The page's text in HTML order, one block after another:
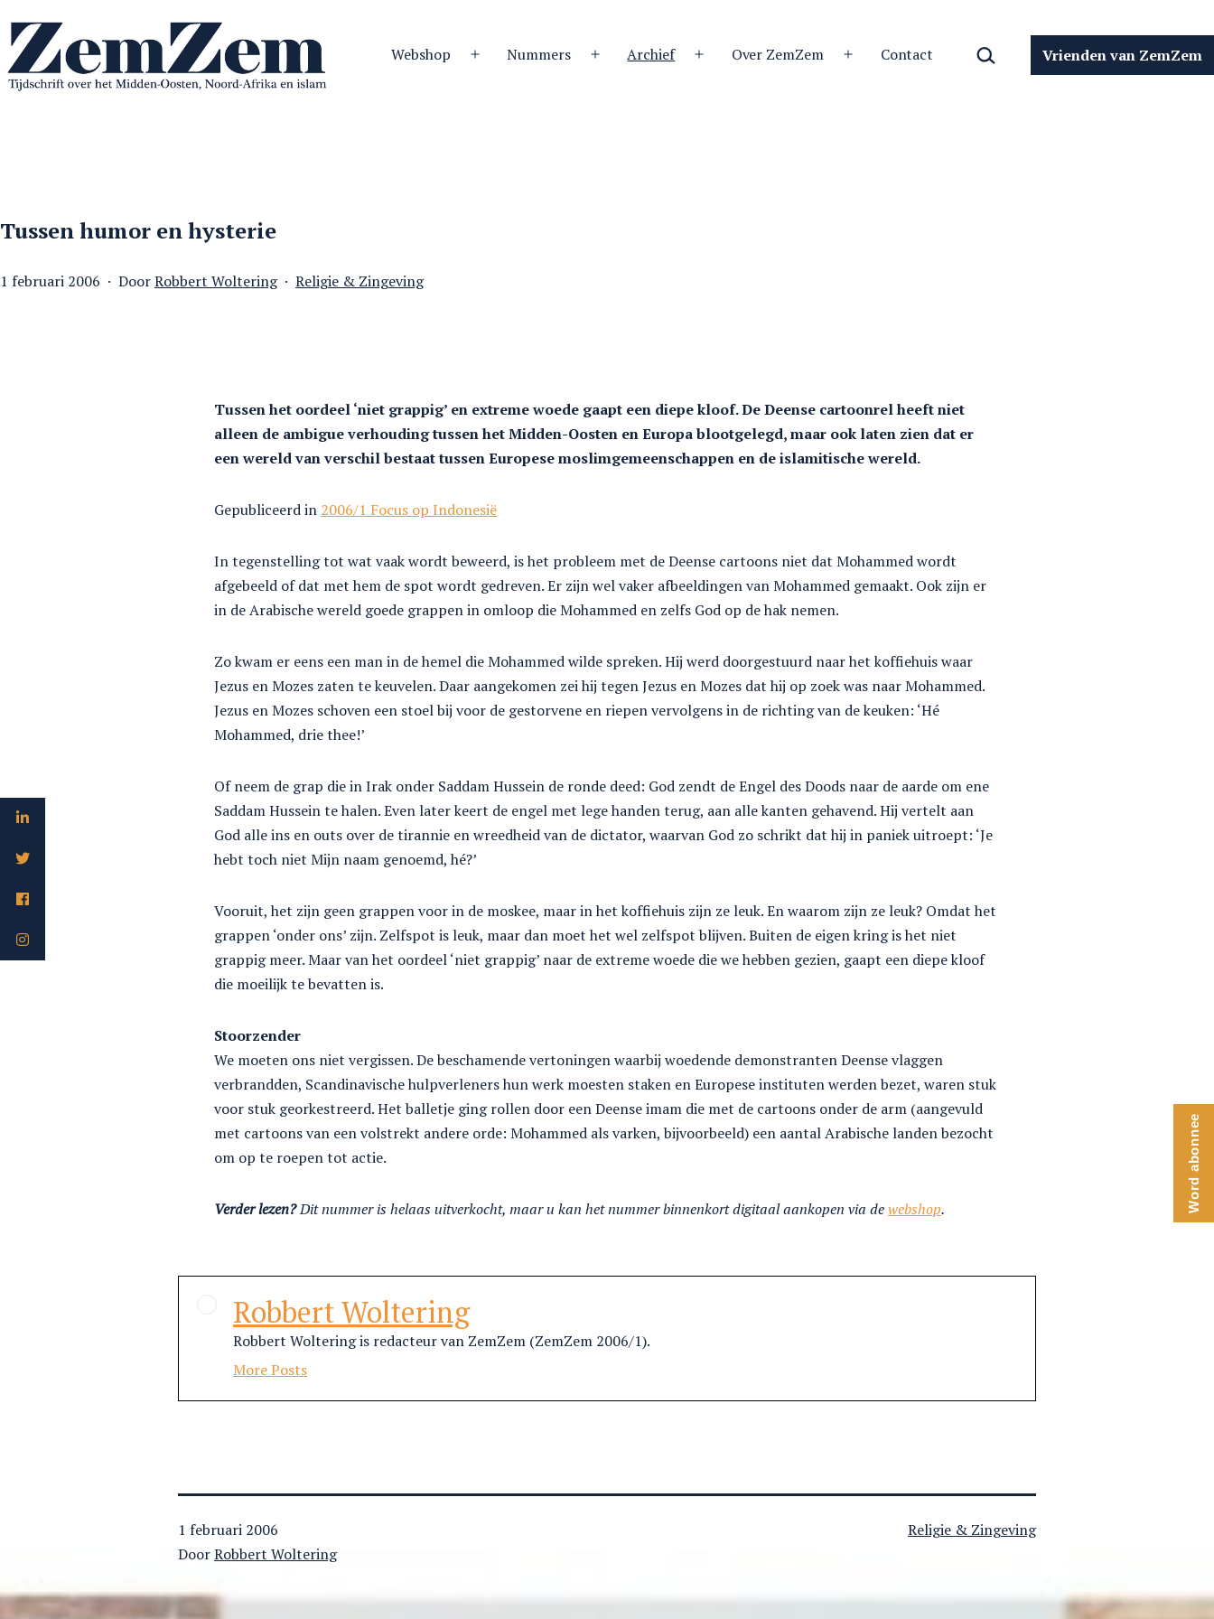
naar
de
inhoud
Webshop
Open
Nummers
Open
Archief
Open
Over ZemZem
Open
Contact Zoeken… Vrienden van ZemZem
Tussen humor en hysterie
Gepubliceerd
1 februari 2006 DoorRobbert Woltering
Gecategoriseerd
Religie & Zingeving
Tussen het oordeel ‘niet grappig’ en extreme woede gaapt een diepe kloof. De Deense cartoonrel heeft niet
alleen de ambigue verhouding tussen het Midden-Oosten en Europa blootgelegd, maar ook laten zien dat er
een wereld van verschil bestaat tussen Europese moslimgemeenschappen en de islamitische wereld.
Gepubliceerd in 2006/1 Focus op Indonesië
In tegenstelling tot wat vaak wordt beweerd, is het probleem met de Deense cartoons niet dat Mohammed wordt
afgebeeld of dat met hem de spot wordt gedreven. Er zijn wel vaker afbeeldingen van Mohammed gemaakt. Ook zijn er
in de Arabische wereld goede grappen in omloop die Mohammed en zelfs God op de hak nemen.
Zo kwam er eens een man in de hemel die Mohammed wilde spreken. Hij werd doorgestuurd naar het koffiehuis waar
Jezus en Mozes zaten te keuvelen. Daar aangekomen zei hij tegen Jezus en Mozes dat hij op zoek was naar Mohammed.
Jezus en Mozes schoven een stoel bij voor de gestorvene en riepen vervolgens in de richting van de keuken: ‘Hé
Mohammed, drie thee!’
Of neem de grap die in Irak onder Saddam Hussein de ronde deed: God zendt de Engel des Doods naar de aarde om ene
Saddam Hussein te halen. Even later keert de engel met lege handen terug, aan alle kanten gehavend. Hij vertelt aan
God alle ins en outs over de tirannie en wreedheid van de dictator, waarvan God zo schrikt dat hij in paniek uitroept: ‘Je
hebt toch niet Mijn naam genoemd, hé?’
Vooruit, het zijn geen grappen voor in de moskee, maar in het koffiehuis zijn ze leuk. En waarom zijn ze leuk? Omdat het
grappen ‘onder ons’ zijn. Zelfspot is leuk, maar dan moet het wel zelfspot blijven. Buiten de eigen kring is het niet
grappig meer. Maar van het oordeel ‘niet grappig’ naar de extreme woede die we hebben gezien, gaapt een diepe kloof
die moeilijk te bevatten is.
Stoorzender
We moeten ons niet vergissen. De beschamende vertoningen waarbij woedende demonstranten Deense vlaggen
verbrandden, Scandinavische hulpverleners hun werk moesten staken en Europese instituten werden bezet, waren stuk
voor stuk georkestreerd. Het balletje ging rollen door een Deense imam die met de cartoons onder de arm (aangevuld
met cartoons van een volstrekt andere orde: Mohammed als varken, bijvoorbeeld) een aantal Arabische landen bezocht
om op te roepen tot actie.
Verder lezen?Dit nummer is helaas uitverkocht, maar u kan het nummer binnenkort digitaal aankopen via dewebshop.
Robbert Woltering
Robbert Woltering is redacteur van ZemZem (ZemZem 2006/1).
More Posts
Gepubliceerd
op
1 februari 2006
DoorRobbert Woltering
Gecategoriseerd
Religie & Zingeving
Word abonnee